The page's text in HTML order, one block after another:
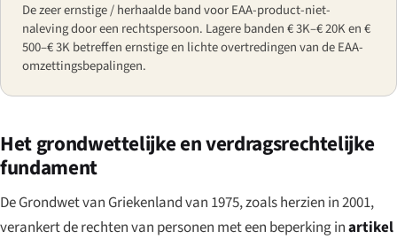
De zeer ernstige / herhaalde band voor EAA-product-niet-
naleving door een rechtspersoon. Lagere banden € 3K–€ 20K en €
500–€ 3K betreffen ernstige en lichte overtredingen van de EAA-
omzettingsbepalingen.
Het grondwettelijke en verdragsrechtelijke
fundament
De Grondwet van Griekenland van 1975, zoals herzien in 2001,
verankert de rechten van personen met een beperking inartikel